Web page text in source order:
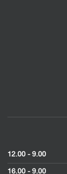
9.00 - 12.00
9.00 - 16.00